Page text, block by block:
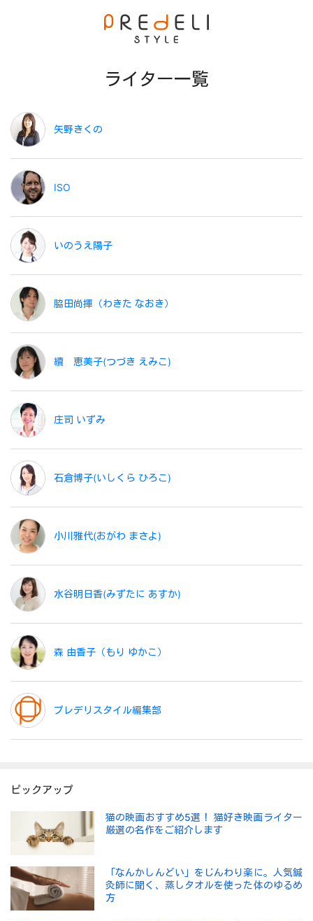
ライター一覧
矢野きくの
ISO
いのうえ陽子
脇田尚揮（わきた なおき）
續 恵美子(つづき えみこ)
庄司 いずみ
石倉博子(いしくら ひろこ)
小川雅代(おがわ まさよ)
水谷明日香(みずたに あすか)
森 由香子（もり ゆかこ）
プレデリスタイル編集部
ピックアップ
猫の映画おすすめ5選！ 猫好き映画ライター
厳選の名作をご紹介します
「なんかしんどい」をじんわり楽に。人気鍼
灸師に聞く、蒸しタオルを使った体のゆるめ
方